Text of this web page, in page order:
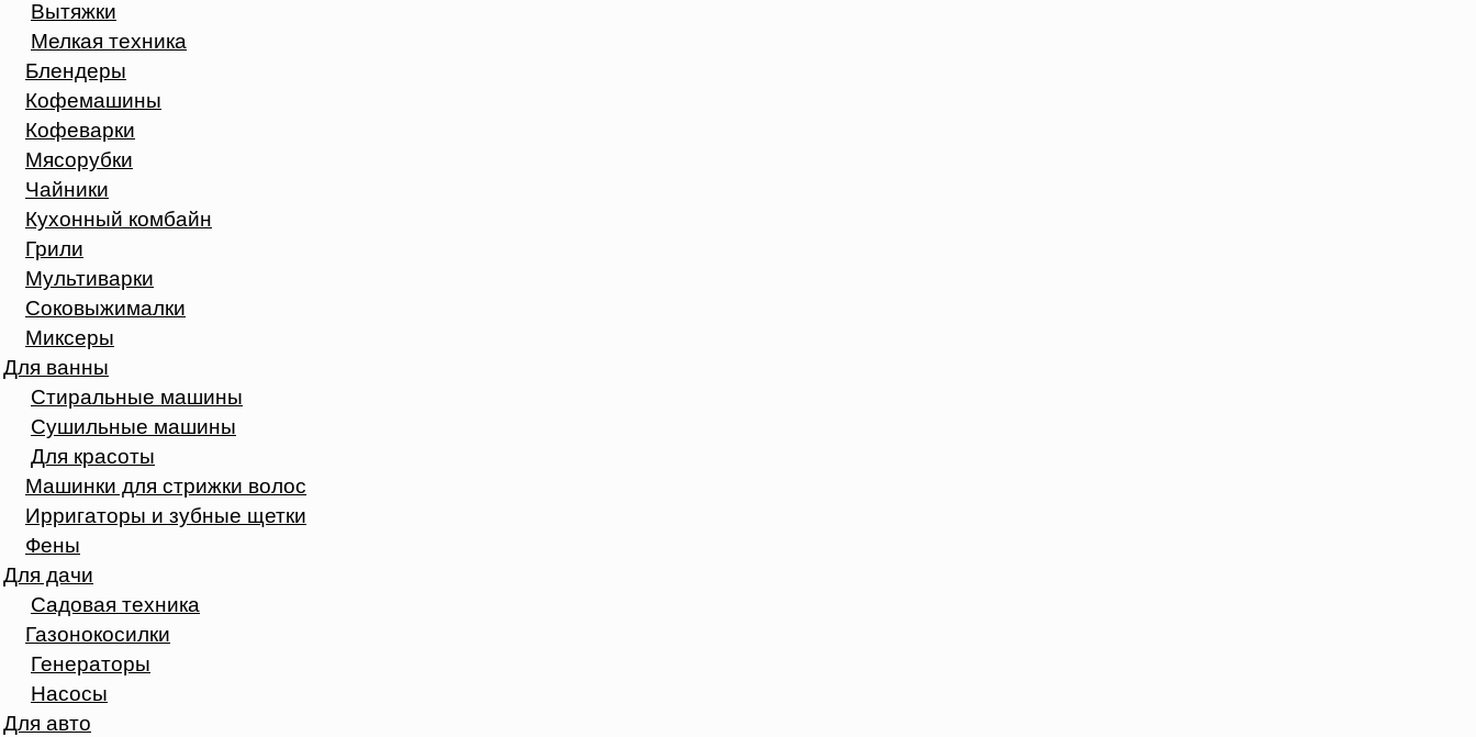
Вытяжки
Мелкая техника
Блендеры
Кофемашины
Кофеварки
Мясорубки
Чайники
Кухонный комбайн
Грили
Мультиварки
Соковыжималки
Миксеры
Для ванны
Стиральные машины
Сушильные машины
Для красоты
Машинки для стрижки волос
Ирригаторы и зубные щетки
Фены
Для дачи
Садовая техника
Газонокосилки
Генераторы
Насосы
Для авто